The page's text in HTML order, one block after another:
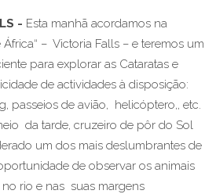
- Esta manhã acordamos na
– Victoria Falls – e teremos um
para explorar as Cataratas e
de actividades à disposição:
passeios de avião, helicóptero,, etc.
da tarde, cruzeiro de pôr do Sol
um dos mais deslumbrantes de
de observar os animais
rio e nas suas margens